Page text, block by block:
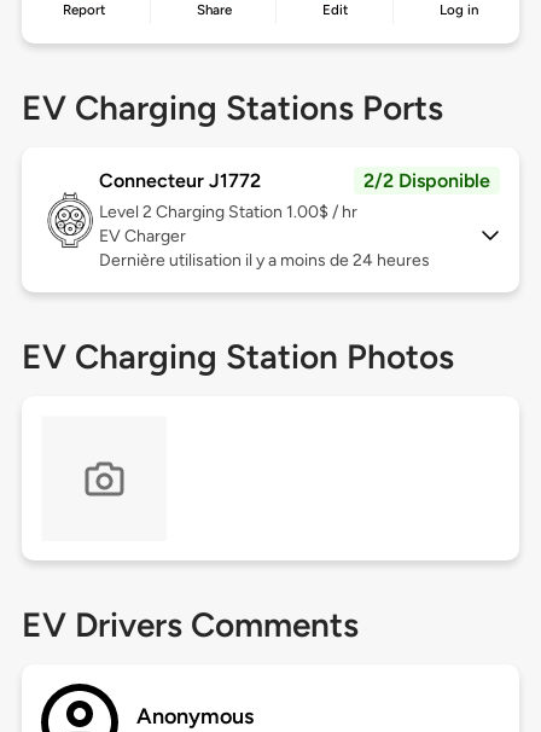
Report Share Edit Log in
EV Charging Stations Ports
Connecteur J1772 2/2 Disponible
Level 2 Charging Station 1.00$ / hr
EV Charger
Dernière utilisation il y a moins de 24 heures
EV Charging Station Photos
EV Drivers Comments
Anonymous